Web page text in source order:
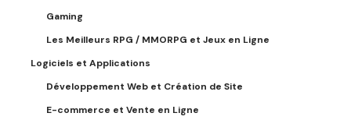
Gaming
Les Meilleurs RPG / MMORPG et Jeux en Ligne
Logiciels et Applications
Développement Web et Création de Site
E-commerce et Vente en Ligne